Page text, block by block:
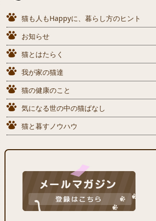
猫も人もHappyに、暮らし方のヒント
お知らせ
猫とはたらく
我が家の猫達
猫の健康のこと
気になる世の中の猫ばなし
猫と暮すノウハウ